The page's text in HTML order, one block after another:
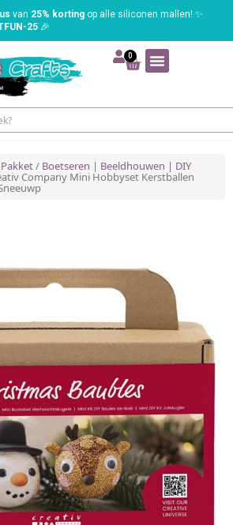
van 25% korting op alle siliconen mallen! ✨
25 🎉
0
Pakket/ Boetseren | Beeldhouwen | DIY
Company Mini Hobbyset Kerstballen